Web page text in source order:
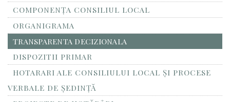
COMPONENȚA CONSILIUL LOCAL
ORGANIGRAMA
TRANSPARENTA DECIZIONALA
DISPOZITII PRIMAR
HOTARARI ALE CONSILIULUI LOCAL ȘI PROCESE
VERBALE DE ȘEDINȚĂ